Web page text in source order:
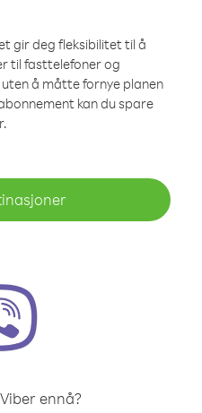
gir deg fleksibilitet til å
til fasttelefoner og
å måtte fornye planen
kan du spare
ennå?